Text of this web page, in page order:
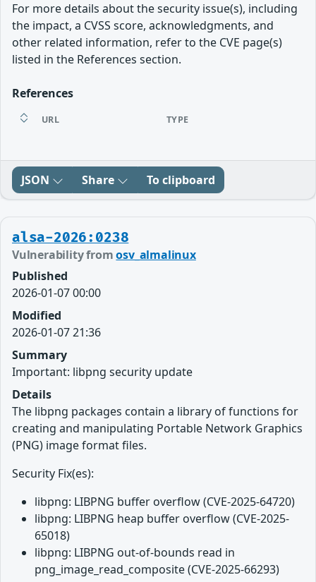
For more details about the security issue(s), including
the impact, a CVSS score, acknowledgments, and
other related information, refer to the CVE page(s)
listed in the References section.
References
URL TYPE
JSON Share To clipboard
alsa-2026:0238
Vulnerability fromosv_almalinux
Published
2026-01-07 00:00
Modified
2026-01-07 21:36
Summary
Important: libpng security update
Details
The libpng packages contain a library of functions for
creating and manipulating Portable Network Graphics
(PNG) image format files.
Security Fix(es):
libpng: LIBPNG buffer overflow (CVE-2025-64720)
libpng: LIBPNG heap buffer overflow (CVE-2025-
65018)
libpng: LIBPNG out-of-bounds read in
png_image_read_composite (CVE-2025-66293)